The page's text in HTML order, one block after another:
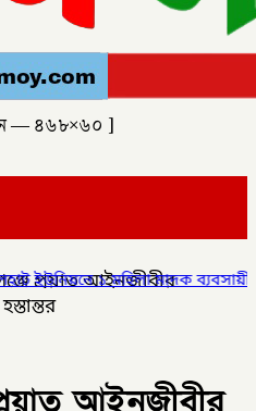
— ৪৬৮×৬০ ]
মাদক ব্যবসায়ীকে আটক।✦
প্রয়াত আইনজীবীর